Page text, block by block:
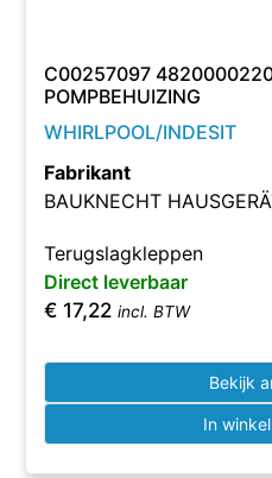
C00257097
POMPBEHUIZING
WHIRLPOOL/INDESIT
Fabrikant
BAUKNECHT
Terugslagkleppen
Direct leverbaar
€ 17,22 incl. BTW
Bekijk
In